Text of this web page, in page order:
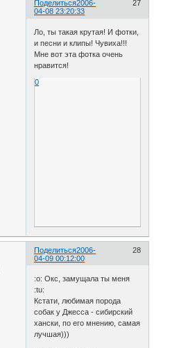
Поделиться 27
2006-
04-08 23:20:33
Ло, ты такая крутая! И фотки,
и песни и клипы! Чувиха!!!
Мне вот эта фотка очень
нравится!
0
Поделиться 28
2006-
04-09 00:12:00
:o: Окс, замущала ты меня
:tu:
Кстати, любимая порода
собак у Джесса - сибирский
хански, по его мнению, самая
лучшая)))